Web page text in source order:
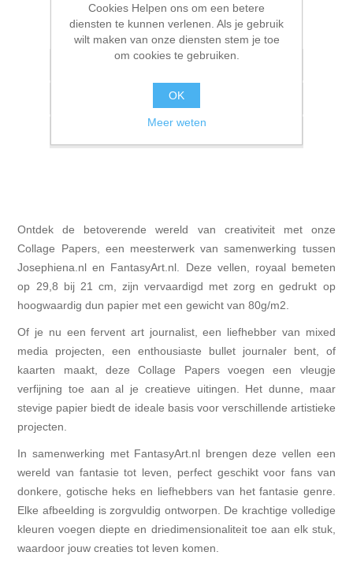
Please select the address you want to ship to
Toevoegen aan verlanglijstje
Ontdek de betoverende wereld van creativiteit met onze
Collage Papers, een meesterwerk van samenwerking tussen
Josephiena.nl en FantasyArt.nl. Deze vellen, royaal bemeten
op 29,8 bij 21 cm, zijn vervaardigd met zorg en gedrukt op
hoogwaardig dun papier met een gewicht van 80g/m2.
Of je nu een fervent art journalist, een liefhebber van mixed
media projecten, een enthousiaste bullet journaler bent, of
kaarten maakt, deze Collage Papers voegen een vleugje
verfijning toe aan al je creatieve uitingen. Het dunne, maar
stevige papier biedt de ideale basis voor verschillende artistieke
projecten.
In samenwerking met FantasyArt.nl brengen deze vellen een
wereld van fantasie tot leven, perfect geschikt voor fans van
donkere, gotische heks en liefhebbers van het fantasie genre.
Elke afbeelding is zorgvuldig ontworpen. De krachtige volledige
kleuren voegen diepte en driedimensionaliteit toe aan elk stuk,
waardoor jouw creaties tot leven komen.
Cookies Helpen ons om een betere
diensten te kunnen verlenen. Als je gebruik
wilt maken van onze diensten stem je toe
om cookies te gebruiken.
OK
Meer weten